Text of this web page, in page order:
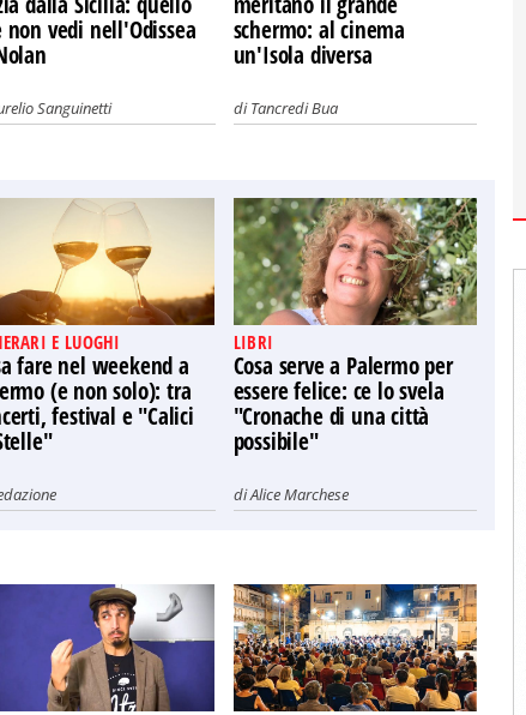
non vedi nell'Odissea
Sanguinetti
schermo: al cinema
un'Isola diversa
diTancredi Bua
E LUOGHI
fare nel weekend a
(e non solo): tra
festival e "Calici
LIBRI
Cosa serve a Palermo per
essere felice: ce lo svela
"Cronache di una città
possibile"
diAlice Marchese